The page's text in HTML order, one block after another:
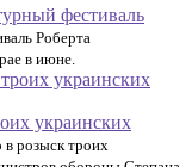
фестиваль
Роберта
в июне.
украинских
розыск троих